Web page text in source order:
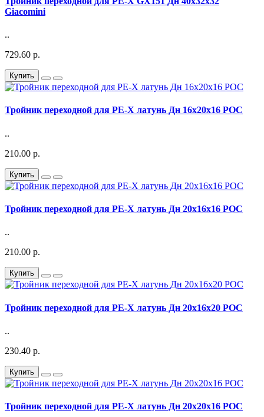
Giacomini
..
729.60 р.
Купить
Тройник переходной для PE-X латунь Дн 16х20х16 РОС
..
210.00 р.
Купить
Тройник переходной для PE-X латунь Дн 20х16х16 РОС
..
210.00 р.
Купить
Тройник переходной для PE-X латунь Дн 20х16х20 РОС
..
230.40 р.
Купить
Тройник переходной для PE-X латунь Дн 20х20х16 РОС